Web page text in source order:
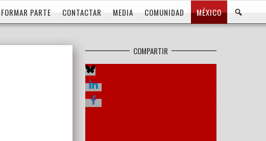
FORMAR PARTE CONTACTAR MEDIA COMUNIDAD MÉXICO
COMPARTIR